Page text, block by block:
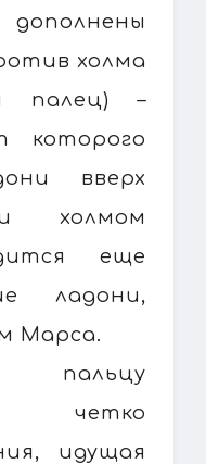
холма
палец) –
которого
вверх
холмом
еще
ладони,
Марса.
четко
идущая